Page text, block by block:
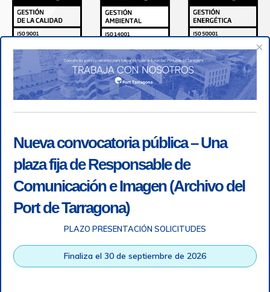
Autoridad Portuaria de Tarragona © Todos los derechos
×
Nueva convocatoria pública – Una
plaza fija de Responsable de
Comunicación e Imagen (Archivo del
Port de Tarragona)
PLAZO PRESENTACIÓN SOLICITUDES
Finaliza el 30 de septiembre de 2026